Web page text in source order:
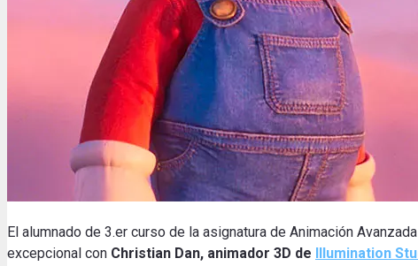
El alumnado de 3.er curso de la asignatura de Animación
excepcional con Christian Dan, animador 3D de Illumination